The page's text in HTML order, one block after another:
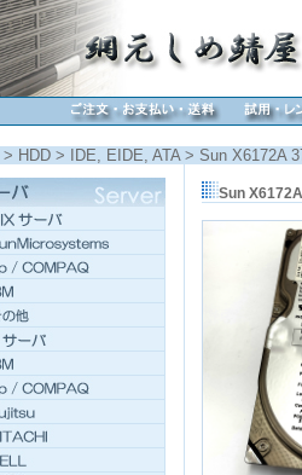
> HDD > IDE, EIDE, ATA> Sun X6172A
Sun